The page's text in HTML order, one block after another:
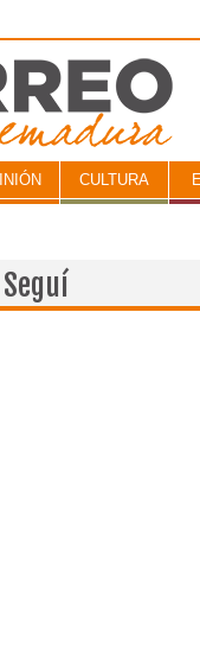
CULTURA